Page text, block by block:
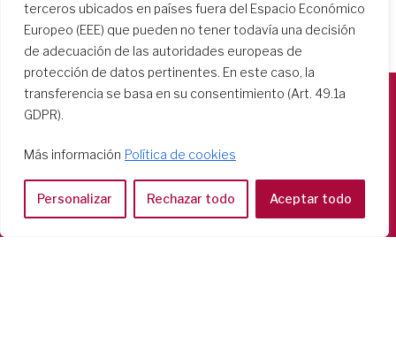
terceros ubicados en países fuera del Espacio Económico
Europeo (EEE) que pueden no tener todavía una decisión
de adecuación de las autoridades europeas de
protección de datos pertinentes. En este caso, la
transferencia se basa en su consentimiento (Art. 49.1a
GDPR).
Más información Política de cookies
Personalizar Rechazar todo Aceptar todo
Casa Generalizia
Tel: 06 58 23 03 32 or 06 58 20 31 17